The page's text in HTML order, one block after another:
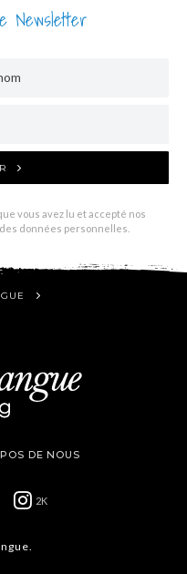
Newsletter
vous avez lu et accepté nos
données personnelles.
DE NOUS
2K